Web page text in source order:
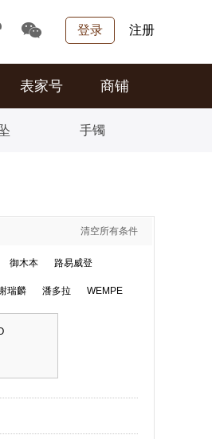
登录 注册
表家号 商铺
手镯
清空所有条件
御木本 路易威登
瑞麟 潘多拉 WEMPE